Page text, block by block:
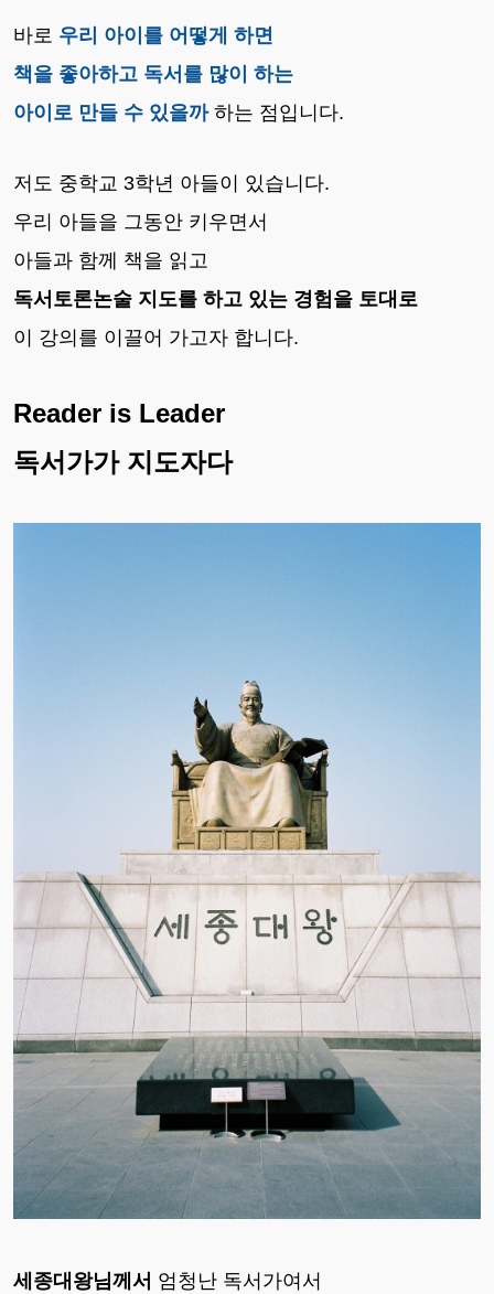
바로 우리 아이를 어떻게 하면
책을 좋아하고 독서를 많이 하는
아이로 만들 수 있을까 하는 점입니다.
저도 중학교 3학년 아들이 있습니다.
우리 아들을 그동안 키우면서
아들과 함께 책을 읽고
독서토론논술 지도를 하고 있는 경험을 토대로
이 강의를 이끌어 가고자 합니다.
Reader is Leader
독서가가 지도자다
세종대왕님께서 엄청난 독서가여서